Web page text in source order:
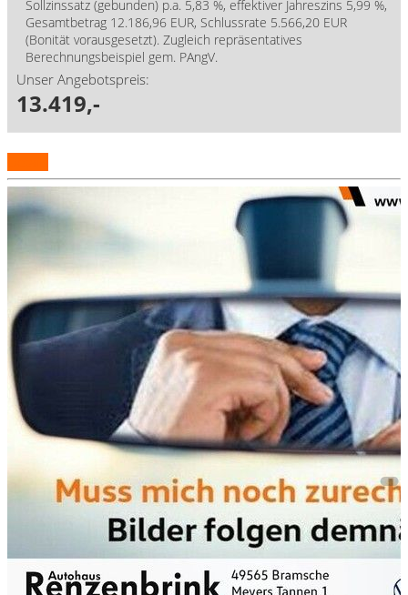
Sollzinssatz (gebunden) p.a. 5,83 %, effektiver Jahreszins 5,99 %,
Gesamtbetrag 12.186,96 EUR, Schlussrate 5.566,20 EUR
(Bonität vorausgesetzt). Zugleich repräsentatives
Berechnungsbeispiel gem. PAngV.
Unser Angebotspreis:
13.419,-